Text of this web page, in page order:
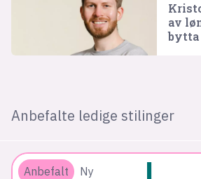
av
bytta
Anbefalte ledige stilinger
Anbefalt Ny